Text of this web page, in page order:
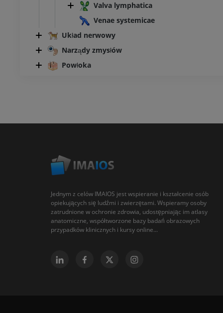
Valva lymphatica
Venae systemicae
Układ nerwowy
Narządy zmysłów
Powłoka
Jednym z celów IMAIOS jest wspieranie i kształcenie osób
opiekujących się ludźmi i zwierzętami. Wspieramy osoby
zatrudnione w ochronie zdrowia, udostępniając im atlasy
anatomiczne, współtworzone bazy badań obrazowych
przypadków klinicznych i kursy online...